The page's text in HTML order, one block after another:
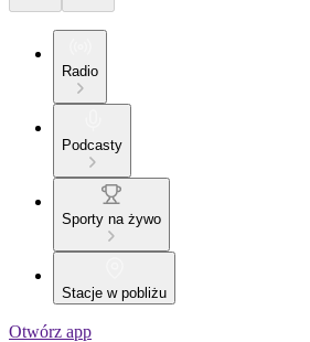
Radio
Podcasty
Sporty na żywo
Stacje w pobliżu
Otwórz app